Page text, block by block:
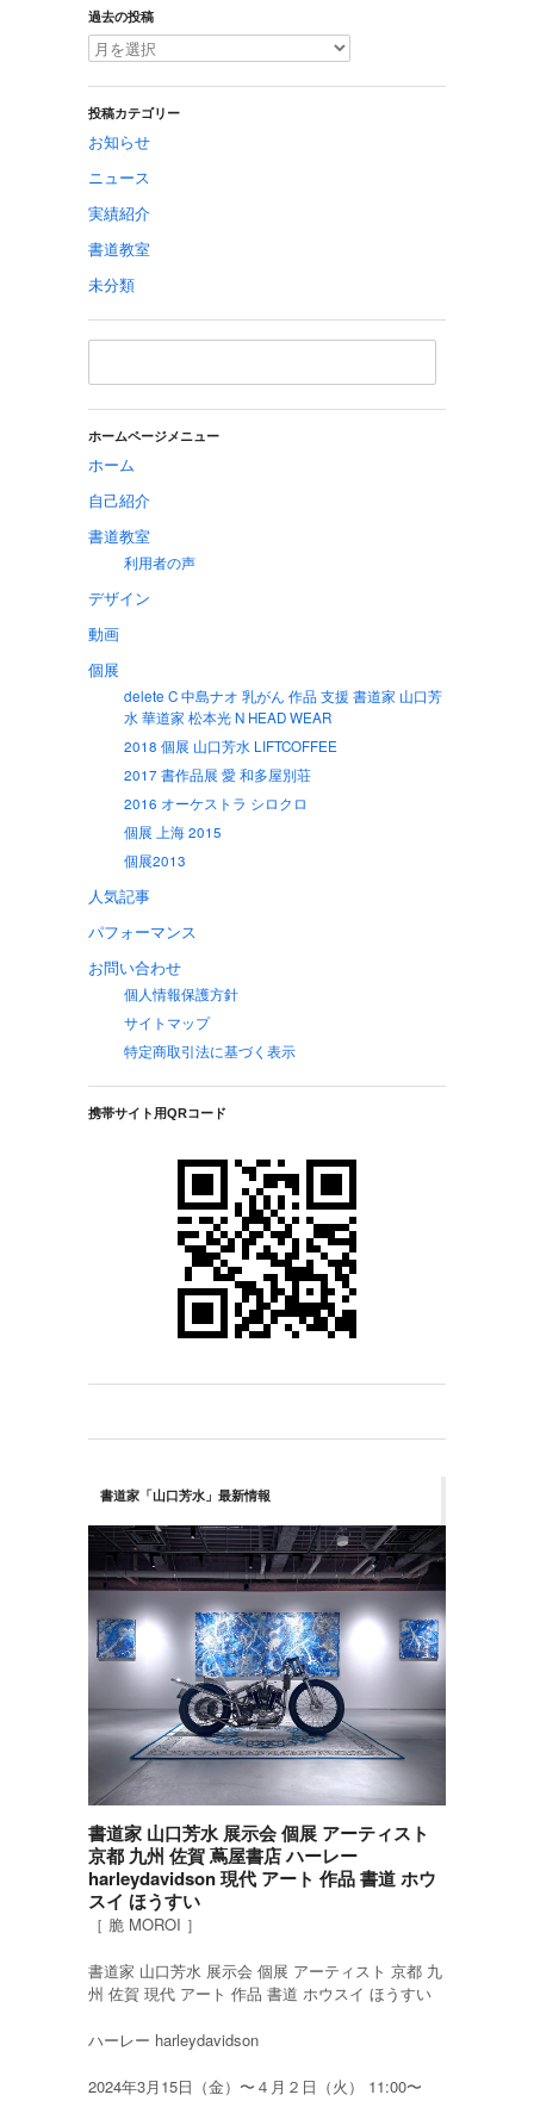
過去の投稿
投稿カテゴリー
お知らせ
ニュース
実績紹介
書道教室
未分類
ホームページメニュー
ホーム
自己紹介
書道教室
利用者の声
デザイン
動画
個展
delete C 中島ナオ 乳がん 作品 支援 書道家 山口芳
水 華道家 松本光 N HEAD WEAR
2018 個展 山口芳水 LIFTCOFFEE
2017 書作品展 愛 和多屋別荘
2016 オーケストラ シロクロ
個展 上海 2015
個展2013
人気記事
パフォーマンス
お問い合わせ
個人情報保護方針
サイトマップ
特定商取引法に基づく表示
携帯サイト用QRコード
書道家「山口芳水」最新情報
書道家 山口芳水 展示会 個展 アーティスト
京都 九州 佐賀 蔦屋書店 ハーレー
harleydavidson 現代 アート 作品 書道 ホウ
スイ ほうすい
［ 脆 MOROI ］
書道家 山口芳水 展示会 個展 アーティスト 京都 九
州 佐賀 現代 アート 作品 書道 ホウスイ ほうすい
ハーレー harleydavidson
2024年3月15日（金）〜４月２日（火） 11:00〜